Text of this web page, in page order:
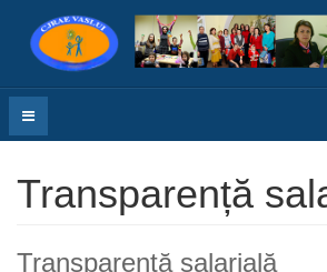
Transparență
Transparență salarială